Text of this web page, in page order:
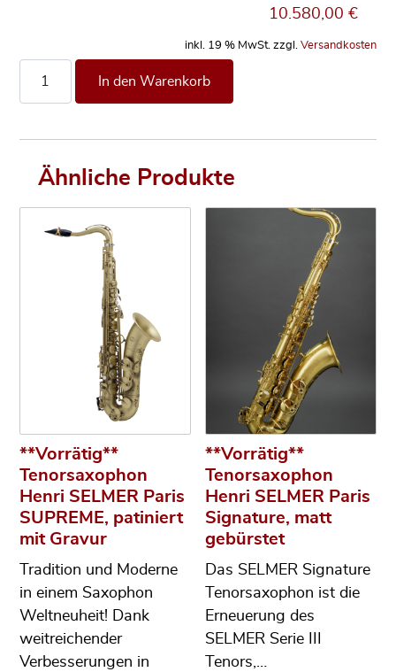
10.580,00€
inkl. 19 % MwSt. zzgl. Versandkosten
In den Warenkorb
Ähnliche Produkte
**Vorrätig**
Tenorsaxophon
Henri SELMER Paris
SUPREME, patiniert
mit Gravur
Tradition und Moderne
in einem Saxophon
Weltneuheit! Dank
weitreichender
Verbesserungen in
**Vorrätig**
Tenorsaxophon
Henri SELMER Paris
Signature, matt
gebürstet
Das SELMER Signature
Tenorsaxophon ist die
Erneuerung des
SELMER Serie III
Tenors,…